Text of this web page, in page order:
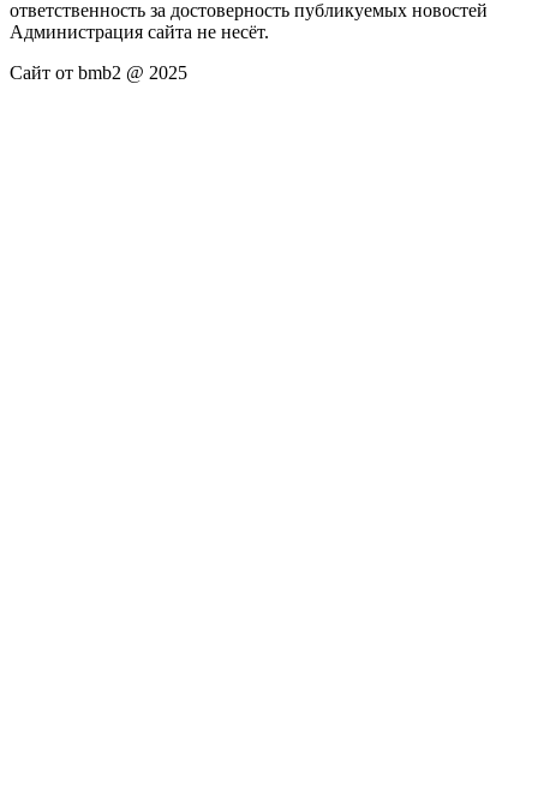
ответственность за достоверность публикуемых новостей
Администрация сайта не несёт.
Сайт от bmb2 @ 2025